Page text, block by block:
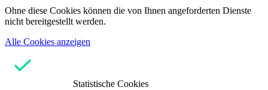
Ohne diese Cookies können die von Ihnen angeforderten Dienste
nicht bereitgestellt werden.
Alle Cookies anzeigen
Statistische Cookies